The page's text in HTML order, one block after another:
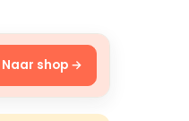
Naar shop →